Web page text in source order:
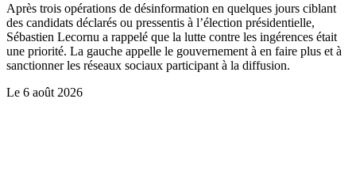
Après trois opérations de désinformation en quelques jours ciblant
des candidats déclarés ou pressentis à l’élection présidentielle,
Sébastien Lecornu a rappelé que la lutte contre les ingérences était
une priorité. La gauche appelle le gouvernement à en faire plus et à
sanctionner les réseaux sociaux participant à la diffusion.
Le 6 août 2026